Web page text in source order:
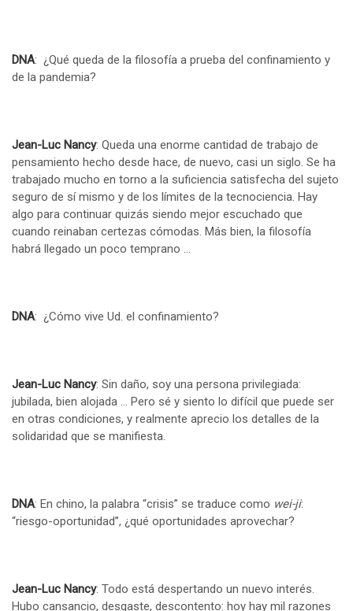
DNA: ¿Qué queda de la filosofía a prueba del confinamiento y
de la pandemia?
Jean-Luc Nancy: Queda una enorme cantidad de trabajo de
pensamiento hecho desde hace, de nuevo, casi un siglo. Se ha
trabajado mucho en torno a la suficiencia satisfecha del sujeto
seguro de sí mismo y de los límites de la tecnociencia. Hay
algo para continuar quizás siendo mejor escuchado que
cuando reinaban certezas cómodas. Más bien, la filosofía
habrá llegado un poco temprano …
DNA: ¿Cómo vive Ud. el confinamiento?
Jean-Luc Nancy: Sin daño, soy una persona privilegiada:
jubilada, bien alojada … Pero sé y siento lo difícil que puede ser
en otras condiciones, y realmente aprecio los detalles de la
solidaridad que se manifiesta.
DNA: En chino, la palabra “crisis” se traduce como wei-ji:
“riesgo-oportunidad”, ¿qué oportunidades aprovechar?
Jean-Luc Nancy: Todo está despertando un nuevo interés.
Hubo cansancio, desgaste, descontento: hoy hay mil razones